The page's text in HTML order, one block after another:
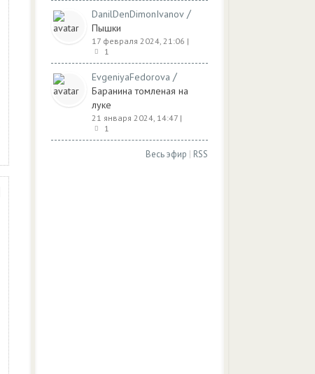
DanilDenDimonIvanov /
Пышки
17 февраля 2024, 21:06 |
1
EvgeniyaFedorova /
Баранина томленая на
луке
21 января 2024, 14:47 |
1
Весь эфир | RSS